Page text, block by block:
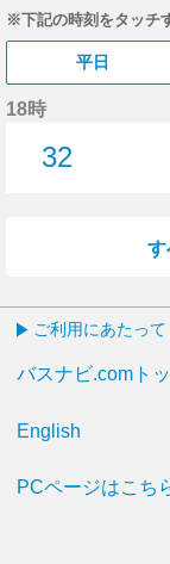
※下記の時刻をタッチ
平日
18時
32
す
ご利用にあたって
バスナビ.comト
English
PCページはこち